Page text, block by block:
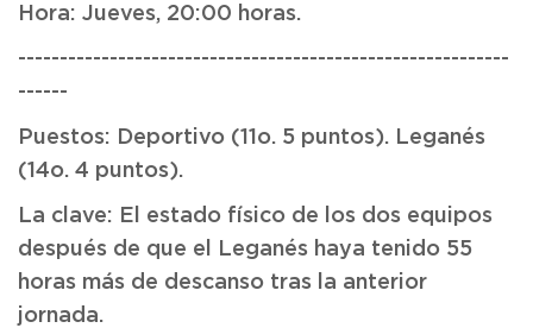
Hora: Jueves, 20:00 horas.
-----------------------------------------------------------
------
Puestos: Deportivo (11o. 5 puntos). Leganés
(14o. 4 puntos).
La clave: El estado físico de los dos equipos
después de que el Leganés haya tenido 55
horas más de descanso tras la anterior
jornada.